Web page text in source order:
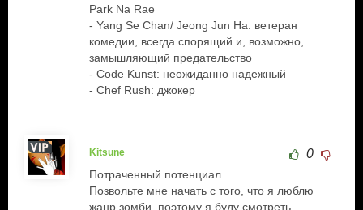
Park Na Rae
- Yang Se Chan/ Jeong Jun Ha: ветеран
комедии, всегда спорящий и, возможно,
замышляющий предательство
- Code Kunst: неожиданно надежный
- Chef Rush: джокер
Kitsune 0
Потраченный потенциал
Позвольте мне начать с того, что я люблю
жанр зомби, поэтому я буду смотреть